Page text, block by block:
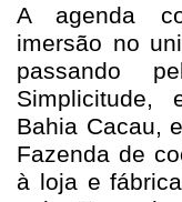
A agenda
imersão no
passando
Simplicitude,
Bahia Cacau,
Fazenda de
à loja e